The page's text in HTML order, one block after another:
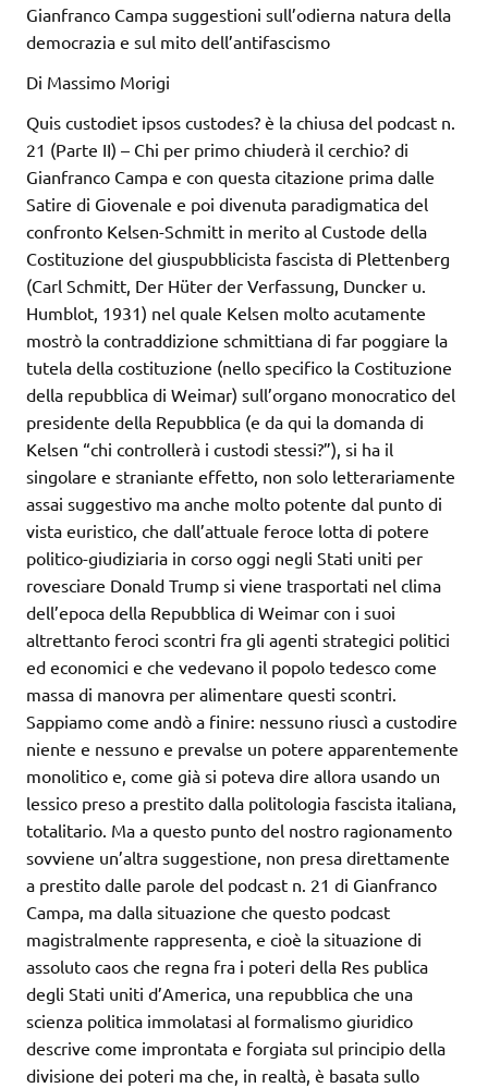
Gianfranco Campa suggestioni sull’odierna natura della
democrazia e sul mito dell’antifascismo
Di Massimo Morigi
Quis custodiet ipsos custodes? è la chiusa del podcast n.
21 (Parte II) – Chi per primo chiuderà il cerchio? di
Gianfranco Campa e con questa citazione prima dalle
Satire di Giovenale e poi divenuta paradigmatica del
confronto Kelsen-Schmitt in merito al Custode della
Costituzione del giuspubblicista fascista di Plettenberg
(Carl Schmitt, Der Hüter der Verfassung, Duncker u.
Humblot, 1931) nel quale Kelsen molto acutamente
mostrò la contraddizione schmittiana di far poggiare la
tutela della costituzione (nello specifico la Costituzione
della repubblica di Weimar) sull’organo monocratico del
presidente della Repubblica (e da qui la domanda di
Kelsen “chi controllerà i custodi stessi?”), si ha il
singolare e straniante effetto, non solo letterariamente
assai suggestivo ma anche molto potente dal punto di
vista euristico, che dall’attuale feroce lotta di potere
politico-giudiziaria in corso oggi negli Stati uniti per
rovesciare Donald Trump si viene trasportati nel clima
dell’epoca della Repubblica di Weimar con i suoi
altrettanto feroci scontri fra gli agenti strategici politici
ed economici e che vedevano il popolo tedesco come
massa di manovra per alimentare questi scontri.
Sappiamo come andò a finire: nessuno riuscì a custodire
niente e nessuno e prevalse un potere apparentemente
monolitico e, come già si poteva dire allora usando un
lessico preso a prestito dalla politologia fascista italiana,
totalitario. Ma a questo punto del nostro ragionamento
sovviene un’altra suggestione, non presa direttamente
a prestito dalle parole del podcast n. 21 di Gianfranco
Campa, ma dalla situazione che questo podcast
magistralmente rappresenta, e cioè la situazione di
assoluto caos che regna fra i poteri della Res publica
degli Stati uniti d’America, una repubblica che una
scienza politica immolatasi al formalismo giuridico
descrive come improntata e forgiata sul principio della
divisione dei poteri ma che, in realtà, è basata sullo